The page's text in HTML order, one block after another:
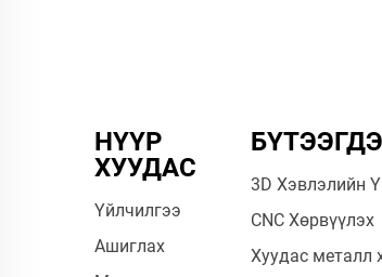
НҮҮР
ХУУДАС
Үйлчилгээ
Ашиглах
3D Хэвлэлийн
CNC Хөрвүүлэх
Хуудас металл